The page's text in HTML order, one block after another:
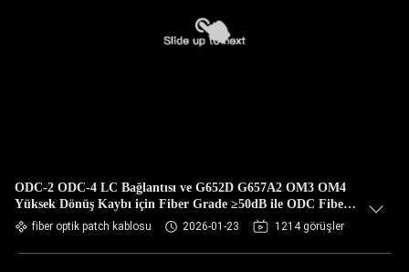
ODC-2 ODC-4 LC Bağlantısı ve G652D G657A2 OM3 OM4
Yüksek Dönüş Kaybı için Fiber Grade ≥50dB ile ODC Fiber
Optic Patch Kablosu
fiber optik patch kablosu 2026-01-23 1214 görüşler